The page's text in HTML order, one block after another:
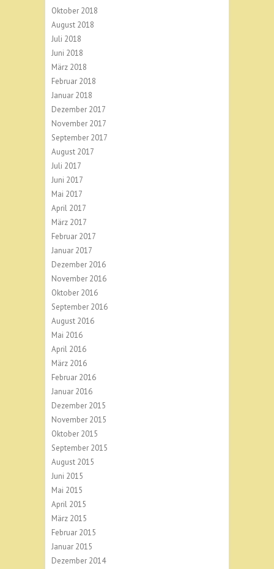
Oktober 2018
August 2018
Juli 2018
Juni 2018
März 2018
Februar 2018
Januar 2018
Dezember 2017
November 2017
September 2017
August 2017
Juli 2017
Juni 2017
Mai 2017
April 2017
März 2017
Februar 2017
Januar 2017
Dezember 2016
November 2016
Oktober 2016
September 2016
August 2016
Mai 2016
April 2016
März 2016
Februar 2016
Januar 2016
Dezember 2015
November 2015
Oktober 2015
September 2015
August 2015
Juni 2015
Mai 2015
April 2015
März 2015
Februar 2015
Januar 2015
Dezember 2014